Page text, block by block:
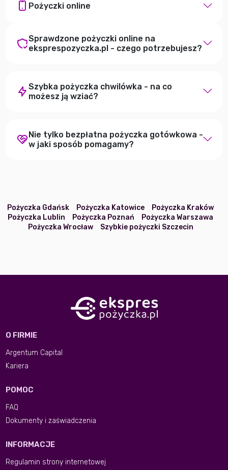
Pożyczki online
Sprawdzone pożyczki online na
eksprespozyczka.pl - czego potrzebujesz?
Szybka pożyczka chwilówka - na co
możesz ją wziać?
Nie tylko bezpłatna pożyczka gotówkowa -
w jaki sposób pomagamy?
Pożyczka Gdańsk Pożyczka Katowice
Pożyczka Kraków
Pożyczka Lublin
Pożyczka Poznań
Pożyczka Warszawa
Pożyczka Wrocław
Szybkie pożyczki Szczecin
O FIRMIE
Argentum Capital
Kariera
POMOC
FAQ
Dokumenty i zaświadczenia
INFORMACJE
Regulamin strony internetowej